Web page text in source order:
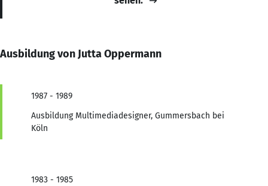
Ausbildung von Jutta Oppermann
1987 - 1989
Ausbildung Multimediadesigner, Gummersbach bei
Köln
1983 - 1985